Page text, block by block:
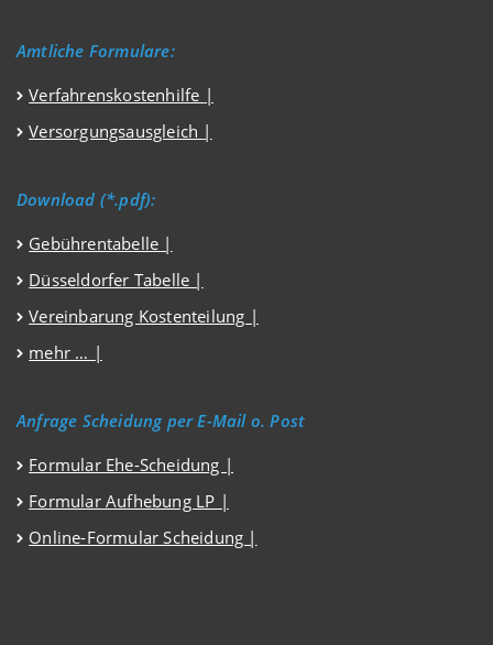
Amtliche Formulare:
Verfahrenskostenhilfe |
Versorgungsausgleich |
Download (*.pdf):
Gebührentabelle |
Düsseldorfer Tabelle |
Vereinbarung Kostenteilung |
mehr … |
Anfrage Scheidung per E-Mail o. Post
Formular Ehe-Scheidung |
Formular Aufhebung LP |
Online-Formular Scheidung |